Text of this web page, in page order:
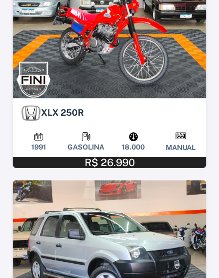
XLX 250R
1991 GASOLINA 18.000 MANUAL
R$ 26.990